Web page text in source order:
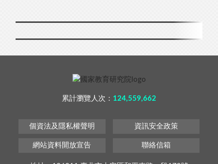
累計瀏覽人次： 124,559,662
個資法及隱私權聲明 資訊安全政策
網站資料開放宣告 聯絡信箱